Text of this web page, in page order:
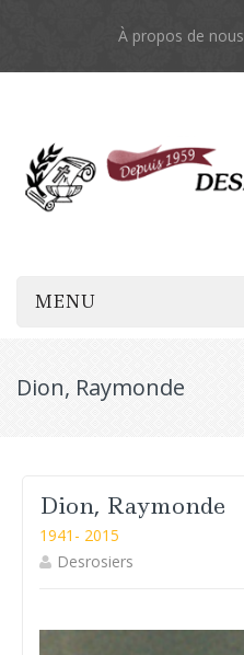
À propos de nous
MENU
Dion, Raymonde
Dion, Raymonde
1941- 2015
Desrosiers